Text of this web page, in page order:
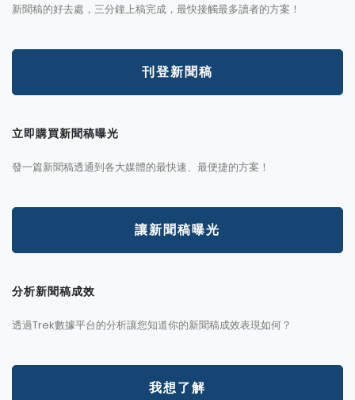
新聞稿的好去處，三分鐘上稿完成，最快接觸最多讀者的方案！
刊登新聞稿
立即購買新聞稿曝光
發一篇新聞稿透通到各大媒體的最快速、最便捷的方案！
讓新聞稿曝光
分析新聞稿成效
透過Trek數據平台的分析讓您知道你的新聞稿成效表現如何？
我想了解